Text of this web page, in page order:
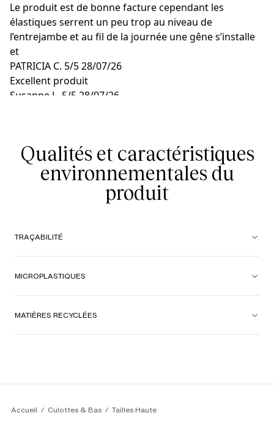
Le produit est de bonne facture cependant les
élastiques serrent un peu trop au niveau de
l’entrejambe et au fil de la journée une gêne s’installe
et
PATRICIA C. 5/528/07/26
Excellent produit
Susanne L.
5/5 28/07/26
Qualités et caractéristiques
environnementales du
produit
TRAÇABILITÉ
MICROPLASTIQUES
MATIÈRES RECYCLÉES
Accueil Culottes & Bas Tailles Haute